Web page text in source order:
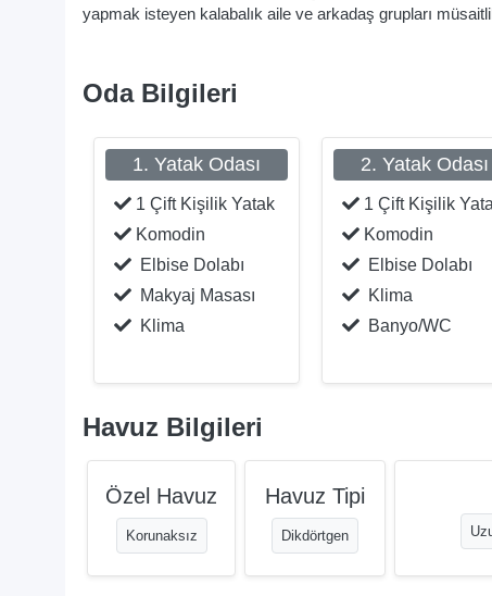
yapmak isteyen kalabalık aile ve arkadaş grupları
Oda Bilgileri
1. Yatak Odası
1 Çift Kişilik Yatak
Komodin
Elbise Dolabı
Makyaj Masası
Klima
2. Yatak Odası
1 Çift Kişilik
Komodin
Elbise Dolabı
Klima
Banyo/WC
Havuz Bilgileri
Özel Havuz
Korunaksız
Havuz Tipi
Dikdörtgen